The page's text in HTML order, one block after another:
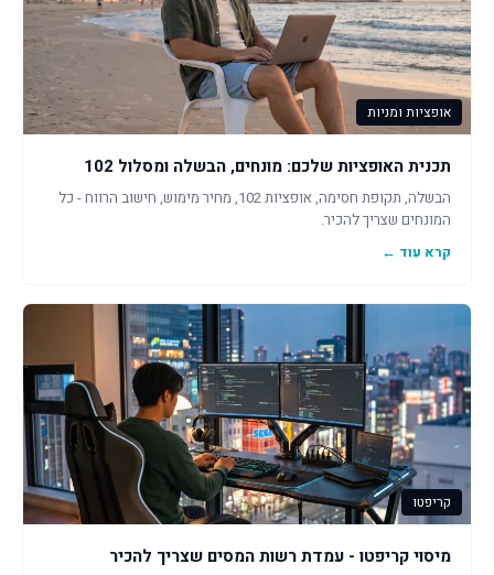
אופציות ומניות
תכנית האופציות שלכם: מונחים, הבשלה ומסלול 102
הבשלה, תקופת חסימה, אופציות 102, מחיר מימוש, חישוב הרווח - כל
המונחים שצריך להכיר.
קרא עוד ←
קריפטו
מיסוי קריפטו - עמדת רשות המסים שצריך להכיר